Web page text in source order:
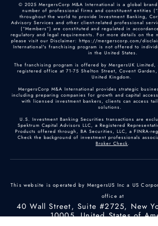
© 2025 MergersCorp M&A International is a global
number of professional firms and constituent entities
throughout the world to provide Investment Banking,
Advisory Services and other client-related professional
(“Members”) are constituted and regulated in
regulatory and legal requirements. For more details on the
please visit our Disclaimer: https://mergerscorp.com/
International's franchising program is not offered to
in the United States.
The franchising program is offered by MergersUK Limited,
registered office at 71-75 Shelton Street, Covent Garden,
United Kingdom.
MergersCorp M&A International provides strategic
including preparing companies for growth and capital
with licensed investment bankers, clients can access
solutions.
U.S. Investment Banking Securities transactions are
Spektrum Capital Advisors LLC, a Registered
Products offered through, BA Securities, LLC, a FINRA-
Check the background of investment professionals
Broker Check.
This website is operated by MergersUS Inc a US
office at
40 Wall Street, Suite #2725, New
10005, United States of